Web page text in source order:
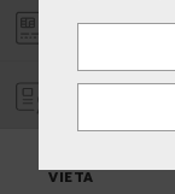
VIETA